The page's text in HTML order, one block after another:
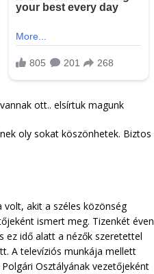
ott.. elsírtuk magunk
oly sokat köszönhetek. Biztos
volt, akit a széles közönség
ismert meg. Tizenkét éven
ez idő alatt a nézők szeretettel
A televíziós munkája mellett
Osztályának vezetőjeként